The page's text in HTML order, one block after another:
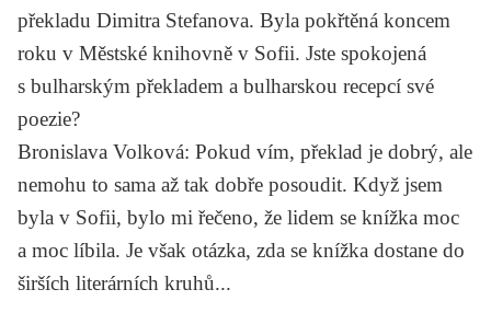
překladu Dimitra Stefanova. Byla pokřtěná koncem
roku v Městské knihovně v Sofii. Jste spokojená
s bulharským překladem a bulharskou recepcí své
poezie?
Bronislava Volková: Pokud vím, překlad je dobrý, ale
nemohu to sama až tak dobře posoudit. Když jsem
byla v Sofii, bylo mi řečeno, že lidem se knížka moc
a moc líbila. Je však otázka, zda se knížka dostane do
širších literárních kruhů...